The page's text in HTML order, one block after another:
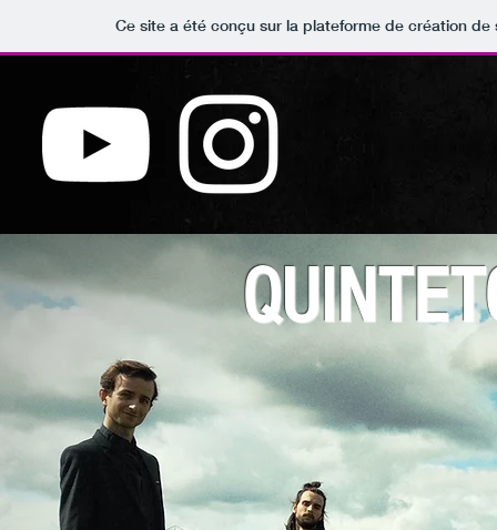
Ce site a été conçu sur la plateforme de création